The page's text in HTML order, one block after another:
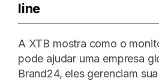
line
A XTB mostra como o
pode ajudar uma empresa
Brand24, eles gerenciam